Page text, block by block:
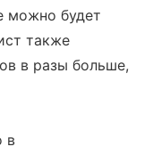
можно будет
также
в разы больше,
в